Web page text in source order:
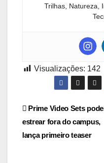
Trilhas, Natureza,
Visualizações: 142
de
Prime Video Sets
estrear fora do campus,
lança primeiro teaser